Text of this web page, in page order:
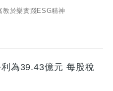
教於樂實踐ESG精神
為39.43億元 每股稅